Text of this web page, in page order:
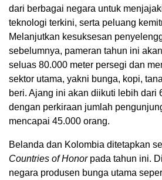
dari berbagai negara untuk
teknologi terkini, serta peluang
Melanjutkan kesuksesan
sebelumnya, pameran tahun ini
seluas 80.000 meter persegi dan
sektor utama, yakni bunga, kopi,
beri. Ajang ini akan diikuti lebih dari
dengan perkiraan jumlah
mencapai 45.000 orang.
Belanda dan Kolombia ditetapkan
Countries of Honorpada tahun ini.
negara produsen bunga utama